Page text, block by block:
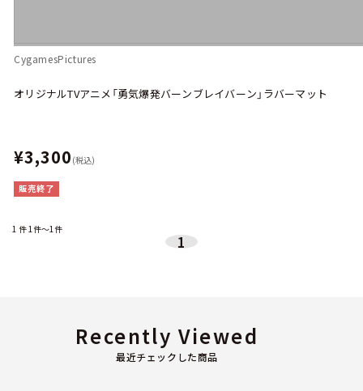
CygamesPictures
オリジナルTVアニメ「勇気爆発バーンブレイバーン」ラバーマット
¥3,300 (税込)
販売終了
1 件1件～1件
1
最近チェックした商品
Recently Viewed